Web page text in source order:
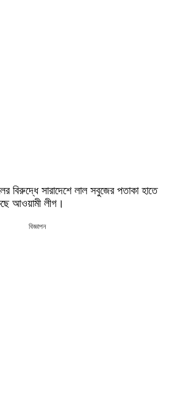
বিরুদ্ধে সারাদেশে লাল সবুজের পতাকা হাতে
আওয়ামী লীগ।
বিজ্ঞাপন